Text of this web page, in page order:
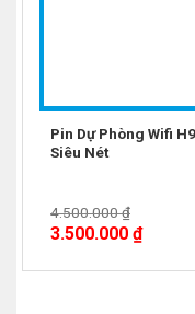
đồng hồ quay phim
Đã loại bỏ nút
nút, tích hợp cổng
Pin Dự Phòng Wifi H9
Siêu Nét
4.500.000₫
3.500.000 ₫